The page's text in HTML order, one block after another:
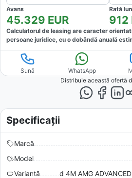
Avans
45.329 EUR
Rată
912
Calculatorul de leasing are caracter
persoane juridice, cu o dobândă anuală
Sună WhatsApp
Distribuie această ofertă
Specificații
Marcă
Model
Variantă
d 4M AMG